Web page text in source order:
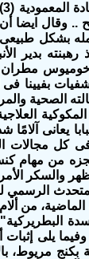
اللوثرية فى السويد (3) البيان المشترك مع بابا الفاتيكان والذى ينص بعدم إعادة المعمودية (3)
عيد الفصح .. وقال ايضا أن
بشكل
بدير
مطران
بفيينا فى
الصحية
المكوكية
آلامًا
والحركة المستمرة مما أدى لتعيين ٤٠
من مهام
والسكر
الرسمي
من
البطريركية"
يلى
الذي عقده ببيت الكرمة